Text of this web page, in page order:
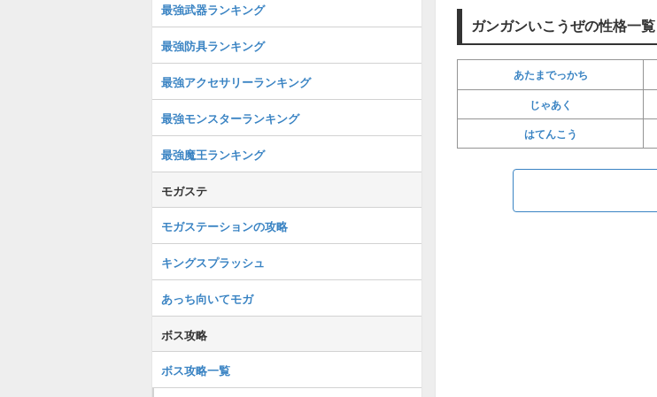
ガンガンいこうぜの性格一覧
あたまでっかち
じゃあく
はてんこう
最強武器ランキング
最強防具ランキング
最強アクセサリーランキング
最強モンスターランキング
最強魔王ランキング
モガステ
モガステーションの攻略
キングスプラッシュ
あっち向いてモガ
ボス攻略
ボス攻略一覧